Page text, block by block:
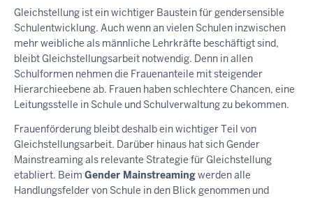
Gleichstellung ist ein wichtiger Baustein für gendersensible
Schulentwicklung. Auch wenn an vielen Schulen inzwischen
mehr weibliche als männliche Lehrkräfte beschäftigt sind,
bleibt Gleichstellungsarbeit notwendig. Denn in allen
Schulformen nehmen die Frauenanteile mit steigender
Hierarchieebene ab. Frauen haben schlechtere Chancen, eine
Leitungsstelle in Schule und Schulverwaltung zu bekommen.
Frauenförderung bleibt deshalb ein wichtiger Teil von
Gleichstellungsarbeit. Darüber hinaus hat sich Gender
Mainstreaming als relevante Strategie für Gleichstellung
etabliert. Beim Gender Mainstreamingwerden alle
Handlungsfelder von Schule in den Blick genommen und